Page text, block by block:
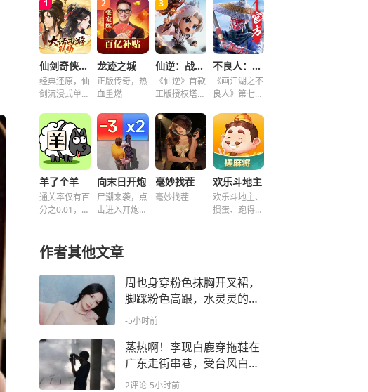
仙剑奇侠传之新的开始
经典还原，仙
剑沉浸式单机
龙迹之城
正版传奇，热
血重燃
仙逆：战天道
《仙逆》首款
正版授权塔防
不良人：破局
《画江湖之不
良人》第七季
局！
羊了个羊
通关率仅有百
分之0.01，快
向末日开炮
尸潮来袭，点
击进入开炮宇
毫妙找茬
毫妙找茬
欢乐斗地主
欢乐斗地主、
掼蛋、跑得
作者其他文章
周也身穿粉色抹胸开叉裙，
脚踩粉色高跟，水灵灵的仙
女
-5小时前
蒸热啊！李现白鹿穿拖鞋在
广东走街串巷，受台风白海
豚影响，未来几天广东将出
2评论-5小时前